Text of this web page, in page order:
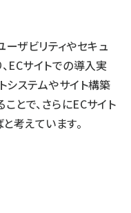
ザビリティやセキュ
ECサイトでの導入実
システムやサイト構築
とで、さらにECサイト
考えています。